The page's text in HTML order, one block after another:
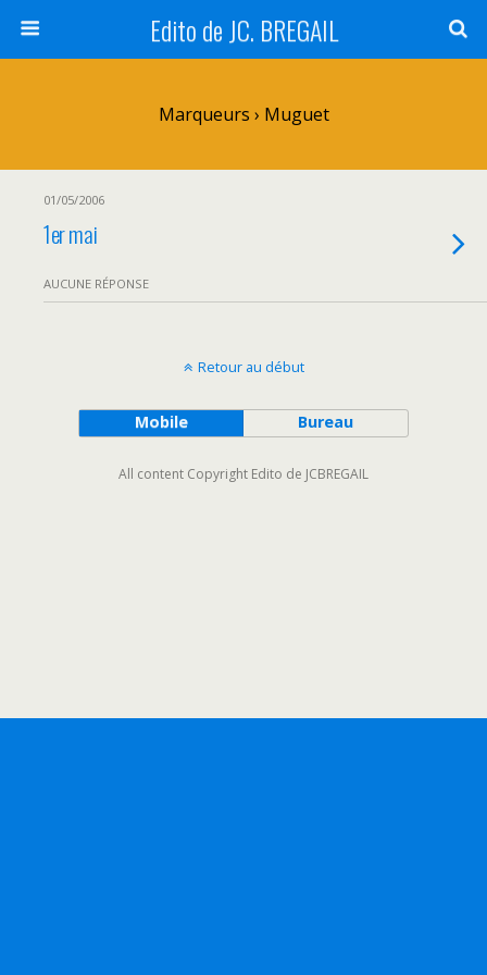
Edito de JC. BREGAIL
Marqueurs › Muguet
01/05/2006
1er mai
AUCUNE RÉPONSE
Retour au début
Mobile Bureau
All content Copyright Edito de JCBREGAIL